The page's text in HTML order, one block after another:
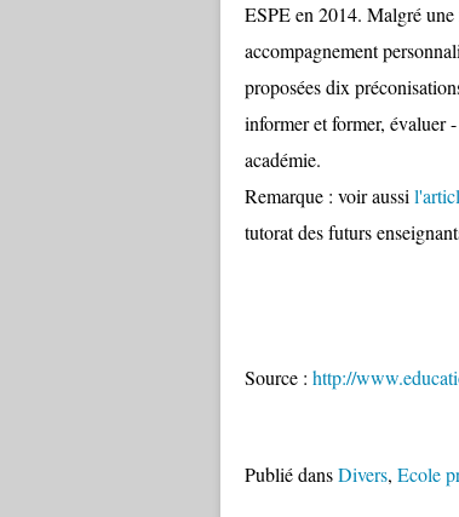
ESPE en 2014. Malgré
accompagnement
proposées dix
informer et former, évaluer
académie.
Remarque : voir aussi
tutorat des futurs
Source : http://
Publié dansDivers, Ecole